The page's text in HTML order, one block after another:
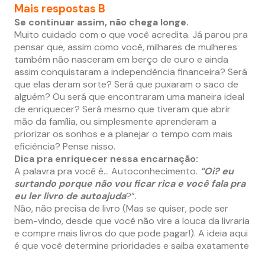
Mais respostas B
Se continuar assim, não chega longe.
Muito cuidado com o que você acredita. Já parou pra
pensar que, assim como você, milhares de mulheres
também não nasceram em berço de ouro e ainda
assim conquistaram a independência financeira? Será
que elas deram sorte? Será que puxaram o saco de
alguém? Ou será que encontraram uma maneira ideal
de enriquecer? Será mesmo que tiveram que abrir
mão da família, ou simplesmente aprenderam a
priorizar os sonhos e a planejar o tempo com mais
eficiência? Pense nisso.
Dica pra enriquecer nessa encarnação:
A palavra pra você é… Autoconhecimento. “Oi? eu
surtando porque não vou ficar rica e você fala pra
eu ler livro de autoajuda?”.
Não, não precisa de livro (Mas se quiser, pode ser
bem-vindo, desde que você não vire a louca da livraria
e compre mais livros do que pode pagar!). A ideia aqui
é que você determine prioridades e saiba exatamente